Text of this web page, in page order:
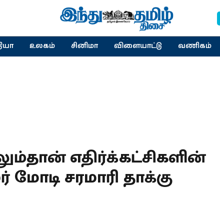
உலகம் சினிமா விளையாட்டு வணிகம்
எதிர்க்கட்சிகளின்
சரமாரி தாக்கு